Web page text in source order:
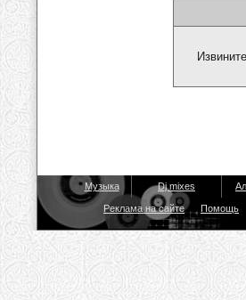
Музыка Dj mixes
Реклама на сайте Помощь